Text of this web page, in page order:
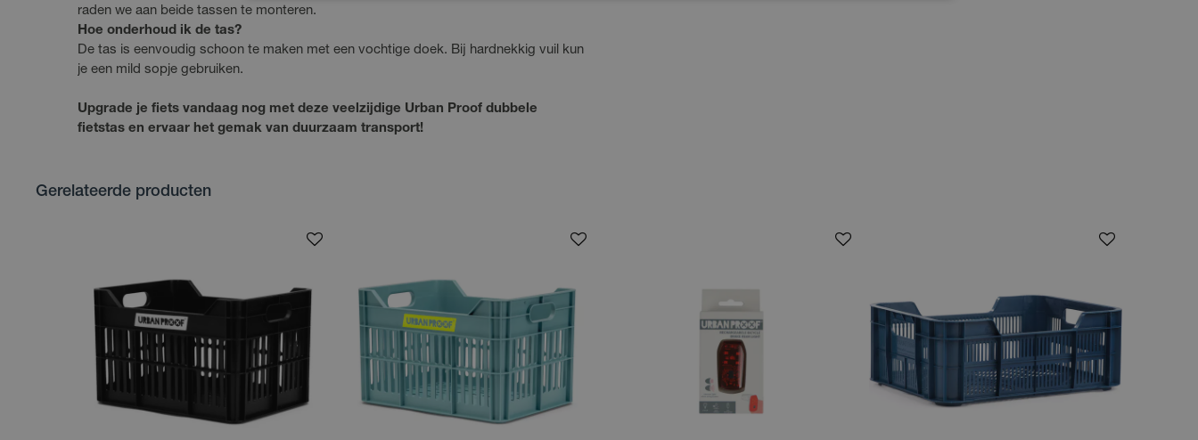
raden we aan beide tassen te monteren.
Hoe onderhoud ik de tas?
De tas is eenvoudig schoon te maken met een vochtige doek. Bij hardnekkig vuil kun
je een mild sopje gebruiken.
Upgrade je fiets vandaag nog met deze veelzijdige Urban Proof dubbele
fietstas en ervaar het gemak van duurzaam transport!
Gerelateerde producten